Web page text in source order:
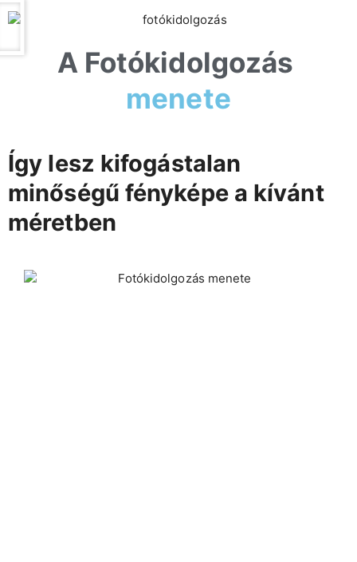
A Fotókidolgozás
menete
Így lesz kifogástalan
minőségű fényképe a kívánt
méretben